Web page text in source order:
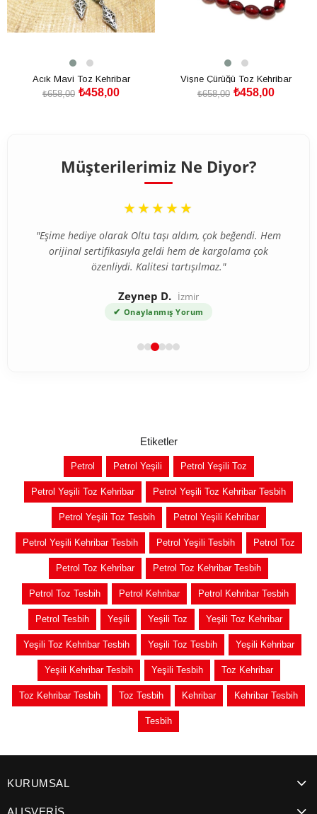
Acık Mavi Toz Kehribar
₺458,00
₺658,00
Vişne Çürüğü Toz Kehribar
₺458,00
₺658,00
Müşterilerimiz Ne Diyor?
“
★★★★★
"Eşime hediye olarak Oltu taşı aldım, çok beğendi. Hem
orijinal sertifikasıyla geldi hem de kargolama çok
özenliydi. Kalitesi tartışılmaz."
Zeynep D. İzmir
✔ Onaylanmış Yorum
Etiketler
Petrol Petrol Yeşili Petrol Yeşili Toz
Petrol Yeşili Toz Kehribar Petrol Yeşili Toz Kehribar Tesbih
Petrol Yeşili Toz Tesbih Petrol Yeşili Kehribar
Petrol Yeşili Kehribar Tesbih Petrol Yeşili Tesbih Petrol Toz
Petrol Toz Kehribar Petrol Toz Kehribar Tesbih
Petrol Toz Tesbih Petrol Kehribar Petrol Kehribar Tesbih
Petrol Tesbih Yeşili Yeşili Toz Yeşili Toz Kehribar
Yeşili Toz Kehribar Tesbih Yeşili Toz Tesbih Yeşili Kehribar
Yeşili Kehribar Tesbih Yeşili Tesbih Toz Kehribar
Toz Kehribar Tesbih Toz Tesbih Kehribar Kehribar Tesbih
Tesbih
KURUMSAL